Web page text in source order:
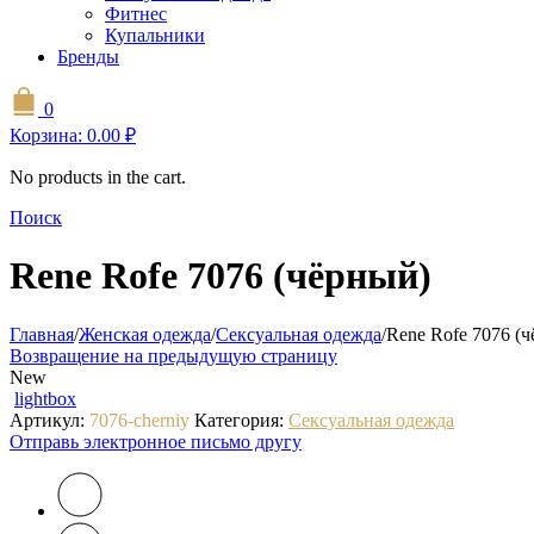
Фитнес
Купальники
Бренды
0
Корзина: 0.00 ₽
No products in the cart.
Поиск
Rene Rofe 7076 (чёрный)
Главная/Женская одежда/Сексуальная одежда/Rene Rofe 7076
Возвращение на предыдущую страницу
New
lightbox
Артикул: 7076-cherniy Категория: Сексуальная одежда
Отправь электронное письмо другу